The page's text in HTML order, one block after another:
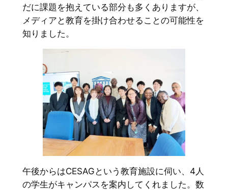
だに課題を抱えている部分も多くありますが、
メディアと教育を掛け合わせることの可能性を
知りました。
午後からはCESAGという教育施設に伺い、4人
の学生がキャンパスを案内してくれました。数